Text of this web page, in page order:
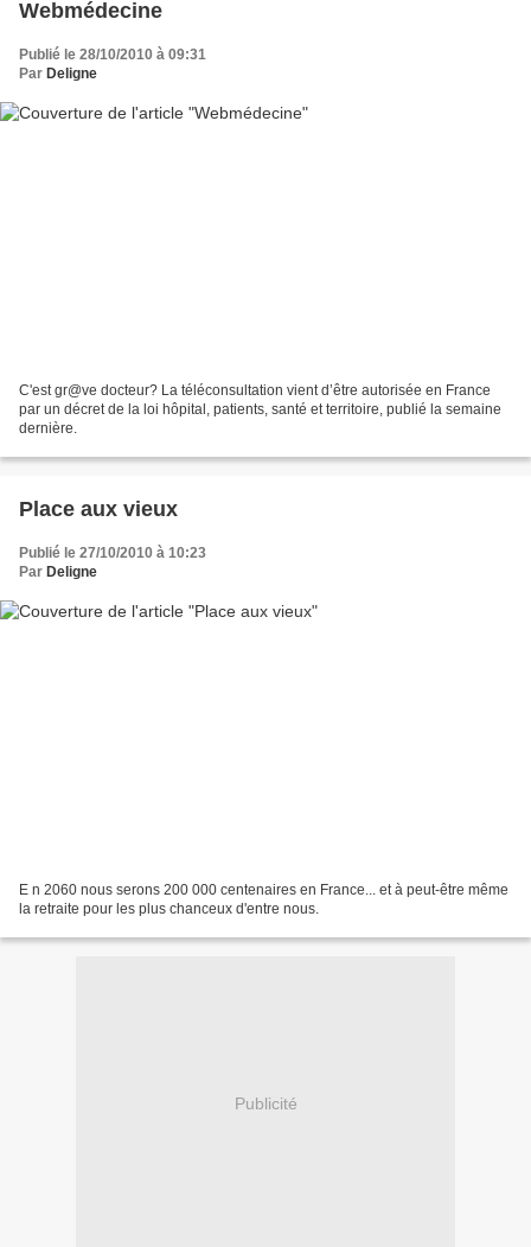
Webmédecine
Publié le 28/10/2010 à 09:31
Par Deligne
C'est gr@ve docteur? La téléconsultation vient d’être autorisée en France
par un décret de la loi hôpital, patients, santé et territoire, publié la semaine
dernière.
Place aux vieux
Publié le 27/10/2010 à 10:23
Par Deligne
E n 2060 nous serons 200 000 centenaires en France... et à peut-être même
la retraite pour les plus chanceux d'entre nous.
Publicité